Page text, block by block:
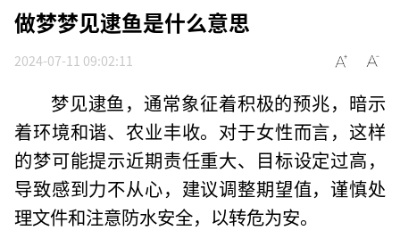
做梦梦见逮鱼是什么意思
2024-07-11 09:02:11
梦见逮鱼，通常象征着积极的预兆，暗示
着环境和谐、农业丰收。对于女性而言，这样
的梦可能提示近期责任重大、目标设定过高，
导致感到力不从心，建议调整期望值，谨慎处
理文件和注意防水安全，以转危为安。